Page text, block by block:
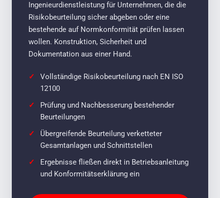
Ingenieurdienstleistung für Unternehmen, die die
Risikobeurteilung sicher abgeben oder eine
bestehende auf Normkonformität prüfen lassen
wollen. Konstruktion, Sicherheit und
Dokumentation aus einer Hand.
Vollständige Risikobeurteilung nach EN ISO
12100
Prüfung und Nachbesserung bestehender
Beurteilungen
Übergreifende Beurteilung verketteter
Gesamtanlagen und Schnittstellen
Ergebnisse fließen direkt in Betriebsanleitung
und Konformitätserklärung ein